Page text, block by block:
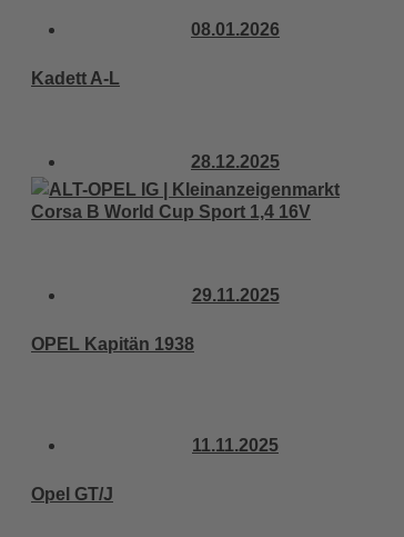
08.01.2026
Kadett A-L
28.12.2025
Corsa B World Cup Sport 1,4 16V
29.11.2025
OPEL Kapitän 1938
11.11.2025
Opel GT/J